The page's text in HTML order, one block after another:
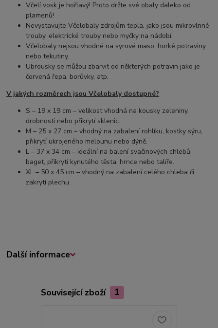
Včelí vosk je hořlavý! Proto držte své obaly daleko od
plamenů!
Nevystavujte Včelobaly zdrojům tepla, jako jsou mikrovlnné
trouby, elektrické trouby nebo myčky na nádobí.
Včelobaly nejsou vhodné na syrové maso, horké potraviny
nebo tekutiny.
Ubrousky se můžou zbarvit od některých potravin jako je
červená řepa, borůvky, atp.
V jakých rozměrech jsou Včelobaly dostupné?
S – 19 x 19 cm – velikost vhodná na kousky zeleniny,
drobnosti nebo přikrytí sklenic.
M – 25 x 27 cm – vhodný na zabalení rohlíku, kostky sýru,
přikrytí ukrojeného melounu nebo dýně.
L – 37 x 34 cm – ideální na balení svačinových chlebů,
baget, přikrytí kynutého těsta, hrnce nebo talíře.
XL – 50 x 45 cm – vhodný na zabalení celého chleba či
zakrytí plechu.
Další informace
Související zboží 1